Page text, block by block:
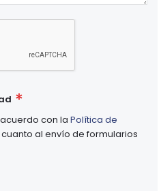
con la Política de
al envío de formularios